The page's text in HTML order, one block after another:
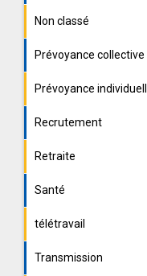
Non classé
Prévoyance collective
Prévoyance
Recrutement
Retraite
Santé
télétravail
Transmission